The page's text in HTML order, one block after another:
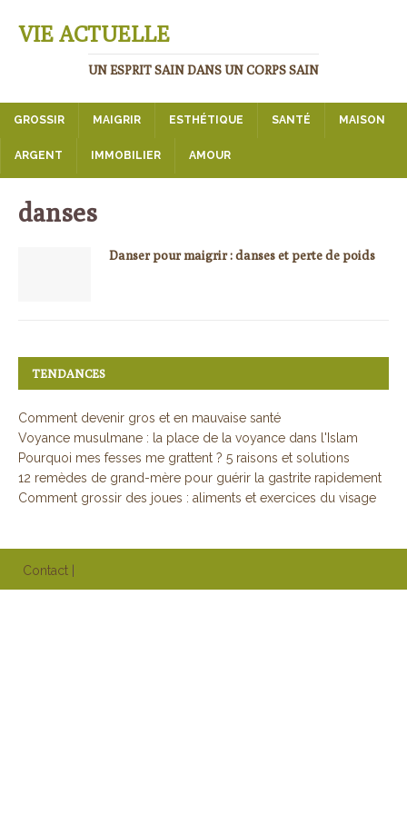
VIE ACTUELLE
UN ESPRIT SAIN DANS UN CORPS SAIN
GROSSIR MAIGRIR ESTHÉTIQUE SANTÉ MAISON
ARGENT IMMOBILIER AMOUR
danses
Danser pour maigrir : danses et perte de poids
TENDANCES
Comment devenir gros et en mauvaise santé
Voyance musulmane : la place de la voyance dans l'Islam
Pourquoi mes fesses me grattent ? 5 raisons et solutions
12 remèdes de grand-mère pour guérir la gastrite rapidement
Comment grossir des joues : aliments et exercices du visage
Contact